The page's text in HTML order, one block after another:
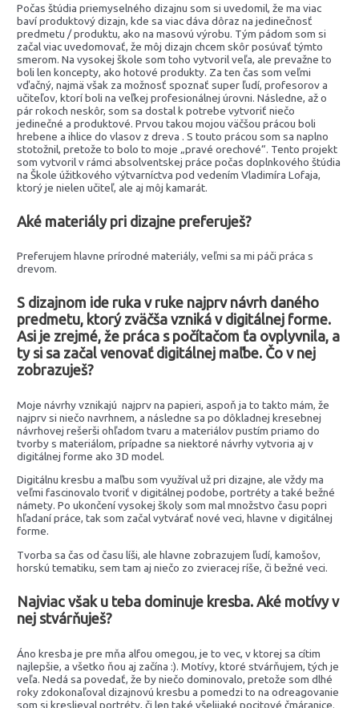
Počas štúdia priemyselného dizajnu som si uvedomil, že ma viac
baví produktový dizajn, kde sa viac dáva dôraz na jedinečnosť
predmetu / produktu, ako na masovú výrobu. Tým pádom som si
začal viac uvedomovať, že môj dizajn chcem skôr posúvať týmto
smerom. Na vysokej škole som toho vytvoril veľa, ale prevažne to
boli len koncepty, ako hotové produkty. Za ten čas som veľmi
vďačný, najmä však za možnosť spoznať super ľudí, profesorov a
učiteľov, ktorí boli na veľkej profesionálnej úrovni. Následne, až o
pár rokoch neskôr, som sa dostal k potrebe vytvoriť niečo
jedinečné a produktové. Prvou takou mojou väčšou prácou boli
hrebene a ihlice do vlasov z dreva . S touto prácou som sa naplno
stotožnil, pretože to bolo to moje „pravé orechové“. Tento projekt
som vytvoril v rámci absolventskej práce počas doplnkového štúdia
na Škole úžitkového výtvarníctva pod vedením Vladimíra Lofaja,
ktorý je nielen učiteľ, ale aj môj kamarát.
Aké materiály pri dizajne preferuješ?
Preferujem hlavne prírodné materiály, veľmi sa mi páči práca s
drevom.
S dizajnom ide ruka v ruke najprv návrh daného
predmetu, ktorý zväčša vzniká v digitálnej forme.
Asi je zrejmé, že práca s počítačom ťa ovplyvnila, a
ty si sa začal venovať digitálnej maľbe. Čo v nej
zobrazuješ?
Moje návrhy vznikajú najprv na papieri, aspoň ja to takto mám, že
najprv si niečo navrhnem, a následne sa po dôkladnej kresebnej
návrhovej rešerši ohľadom tvaru a materiálov pustím priamo do
tvorby s materiálom, prípadne sa niektoré návrhy vytvoria aj v
digitálnej forme ako 3D model.
Digitálnu kresbu a maľbu som využíval už pri dizajne, ale vždy ma
veľmi fascinovalo tvoriť v digitálnej podobe, portréty a také bežné
námety. Po ukončení vysokej školy som mal množstvo času popri
hľadaní práce, tak som začal vytvárať nové veci, hlavne v digitálnej
forme.
Tvorba sa čas od času líši, ale hlavne zobrazujem ľudí, kamošov,
horskú tematiku, sem tam aj niečo zo zvieracej ríše, či bežné veci.
Najviac však u teba dominuje kresba. Aké motívy v
nej stvárňuješ?
Áno kresba je pre mňa alfou omegou, je to vec, v ktorej sa cítim
najlepšie, a všetko ňou aj začína :). Motívy, ktoré stvárňujem, tých je
veľa. Nedá sa povedať, že by niečo dominovalo, pretože som dlhé
roky zdokonaľoval dizajnovú kresbu a pomedzi to na odreagovanie
som si kreslieval portréty, či len také všelijaké pocitové čmáranice.